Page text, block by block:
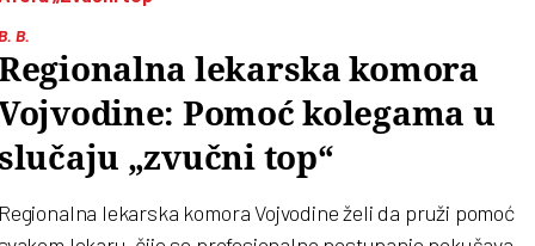
B.
lekarska komora
Pomoć kolegama u
„zvučni top“
lekarska komora Vojvodine želi da pruži pomoć